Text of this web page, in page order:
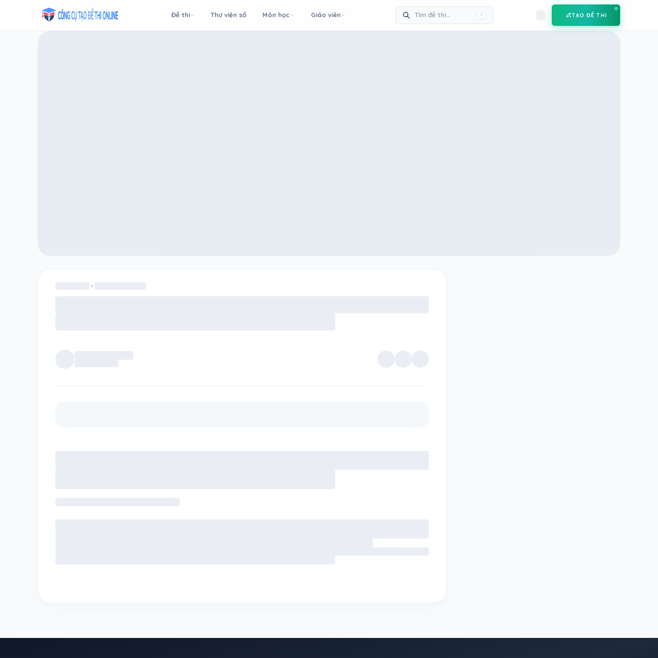
Đề thi Thư viện số Môn học Giáo viên / TẠO ĐỀ THI
Taodethi.xyz - Tạo đề thi Online miễn phí